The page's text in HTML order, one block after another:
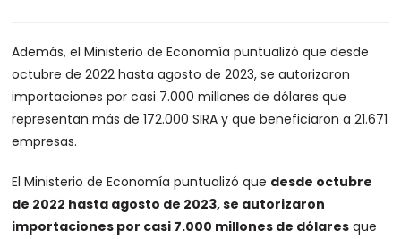
Además, el Ministerio de Economía puntualizó que desde
octubre de 2022 hasta agosto de 2023, se autorizaron
importaciones por casi 7.000 millones de dólares que
representan más de 172.000 SIRA y que beneficiaron a 21.671
empresas.
El Ministerio de Economía puntualizó que desde octubre
de 2022 hasta agosto de 2023, se autorizaron
importaciones por casi 7.000 millones de dólares que